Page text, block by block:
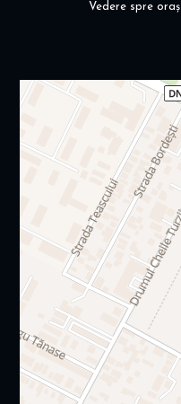
Vedere spre oraș